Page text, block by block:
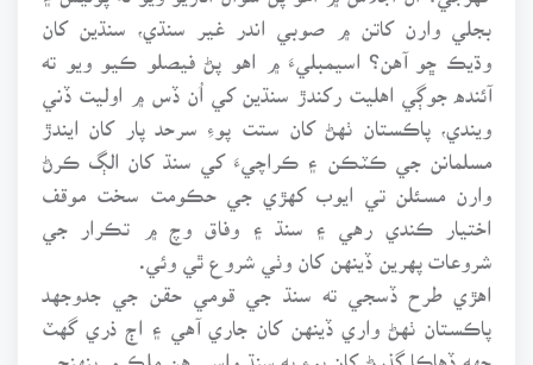
بجلي وارن کاتن ۾ صوبي اندر غير سنڌي، سنڌين کان
وڌيڪ ڇو آهن؟ اسيمبليءَ ۾ اهو پڻ فيصلو ڪيو ويو ته
آئنده جوڳي اهليت رکندڙ سنڌين کي اُن ڏس ۾ اوليت ڏني
ويندي، پاڪستان ٺهڻ کان ستت پوءِ سرحد پار کان ايندڙ
مسلمانن جي ڪٽڪن ۽ ڪراچيءَ کي سنڌ کان الڳ ڪرڻ
وارن مسئلن تي ايوب کهڙي جي حڪومت سخت موقف
اختيار ڪندي رهي ۽ سنڌ ۽ وفاق وچ ۾ تڪرار جي
شروعات پهرين ڏينهن کان وٺي شروع ٿي وئي.
اهڙي طرح ڏسجي ته سنڌ جي قومي حقن جي جدوجهد
پاڪستان ٺهڻ واري ڏينهن کان جاري آهي ۽ اڄ ذري گهٽ
ڇهه ڏهاڪا گذرڻ کان پوءِ به سنڌ واسي هن ملڪ ۾ پنهنجي